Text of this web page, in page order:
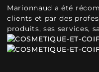
Marionnaud a été
clients et par des
produits, ses services,